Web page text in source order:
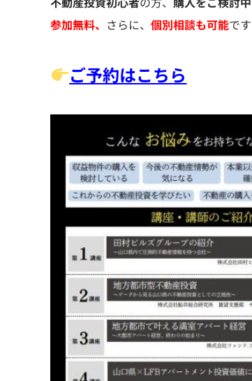
参加無料、 さらに、 個別相談も可能で
ご予約はこちら